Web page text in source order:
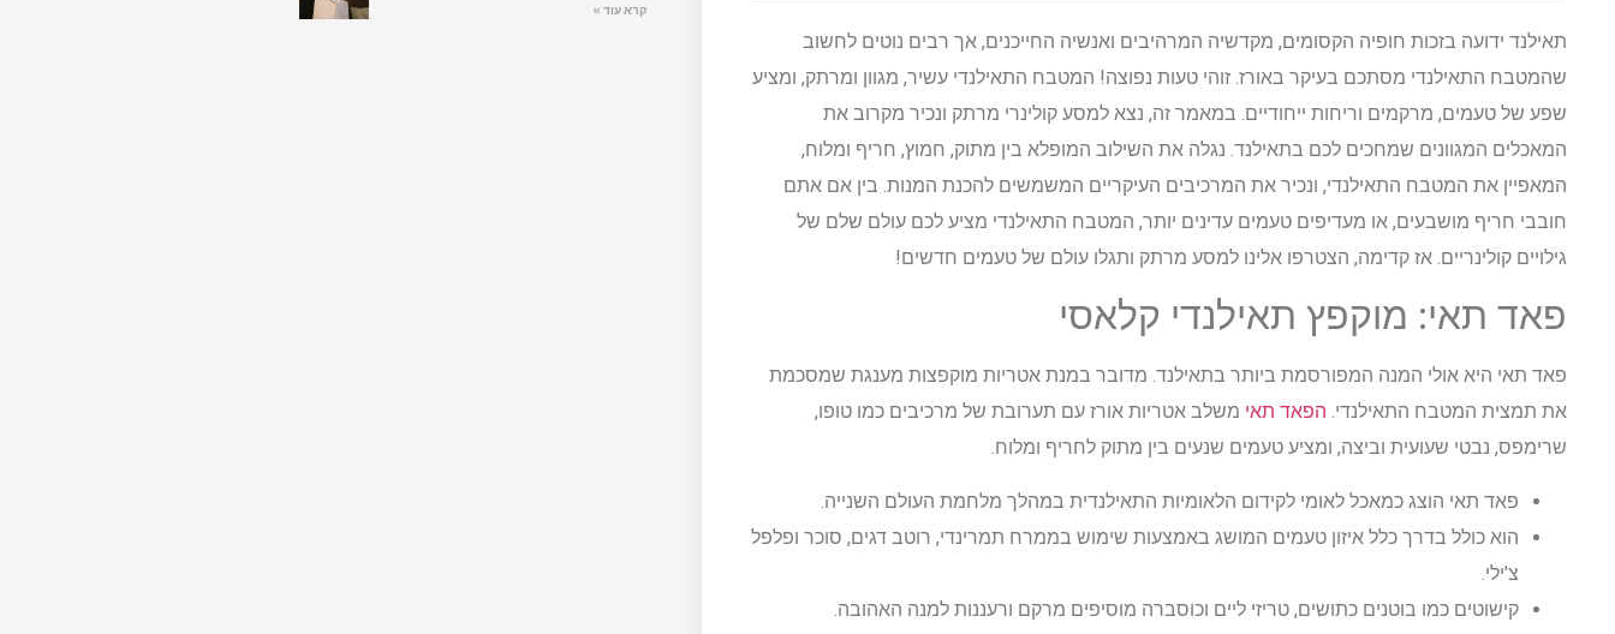
תאילנד ידועה בזכות חופיה הקסומים, מקדשיה המרהיבים ואנשיה החייכנים, אך רבים נוטים לחשוב
שהמטבח התאילנדי מסתכם בעיקר באורז. זוהי טעות נפוצה! המטבח התאילנדי עשיר, מגוון ומרתק, ומציע
שפע של טעמים, מרקמים וריחות ייחודיים. במאמר זה, נצא למסע קולינרי מרתק ונכיר מקרוב את
המאכלים המגוונים שמחכים לכם בתאילנד. נגלה את השילוב המופלא בין מתוק, חמוץ, חריף ומלוח,
המאפיין את המטבח התאילנדי, ונכיר את המרכיבים העיקריים המשמשים להכנת המנות. בין אם אתם
חובבי חריף מושבעים, או מעדיפים טעמים עדינים יותר, המטבח התאילנדי מציע לכם עולם שלם של
גילויים קולינריים. אז קדימה, הצטרפו אלינו למסע מרתק ותגלו עולם של טעמים חדשים!
פאד תאי: מוקפץ תאילנדי קלאסי
פאד תאי היא אולי המנה המפורסמת ביותר בתאילנד. מדובר במנת אטריות מוקפצות מענגת שמסכמת
את תמצית המטבח התאילנדי. הפאד תאי משלב אטריות אורז עם תערובת של מרכיבים כמו טופו,
שרימפס, נבטי שעועית וביצה, ומציע טעמים שנעים בין מתוק לחריף ומלוח.
פאד תאי הוצג כמאכל לאומי לקידום הלאומיות התאילנדית במהלך מלחמת העולם השנייה.
הוא כולל בדרך כלל איזון טעמים המושג באמצעות שימוש בממרח תמרינדי, רוטב דגים, סוכר ופלפל
צ'ילי.
קישוטים כמו בוטנים כתושים, טריזי ליים וכוסברה מוסיפים מרקם ורעננות למנה האהובה.
קרא עוד »